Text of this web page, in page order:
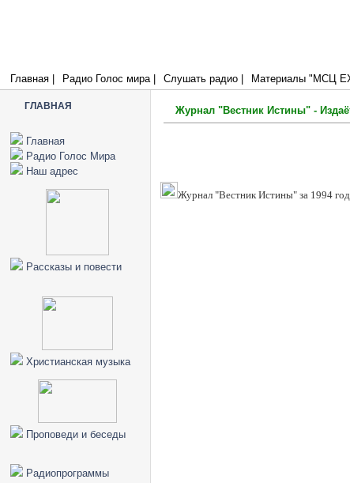
Главная | Радио Голос мира | Слушать радио | Материалы "МСЦ
ГЛАВНАЯ
Главная
Радио Голос Мира
Наш адрес
Рассказы и повести
Христианская музыка
Проповеди и беседы
Радиопрограммы
Журнал "Вестник Истины" -
Журнал "Вестник Истины" за 1994